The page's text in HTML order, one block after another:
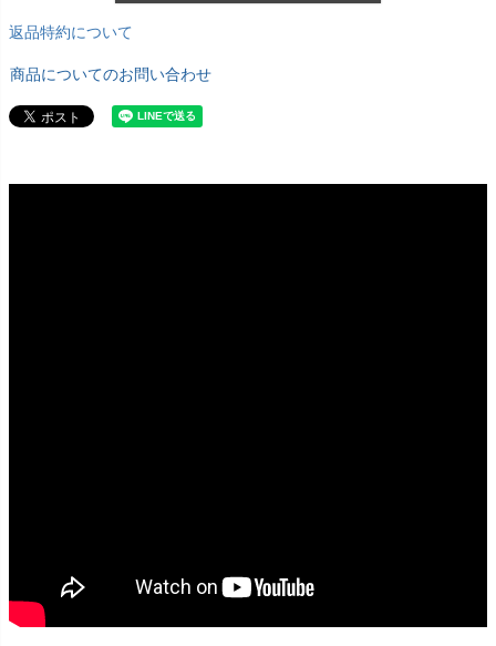
返品特約について
商品についてのお問い合わせ